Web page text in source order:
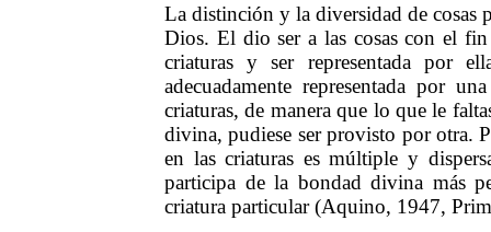
La distinción y la diversidad de cosas
Dios. El dio ser a las cosas con el
criaturas y ser representada por
adecuadamente representada por
criaturas, de manera que lo que le
divina, pudiese ser provisto por otra.
en las criaturas es múltiple y
participa de la bondad divina más
criatura particular (Aquino, 1947,